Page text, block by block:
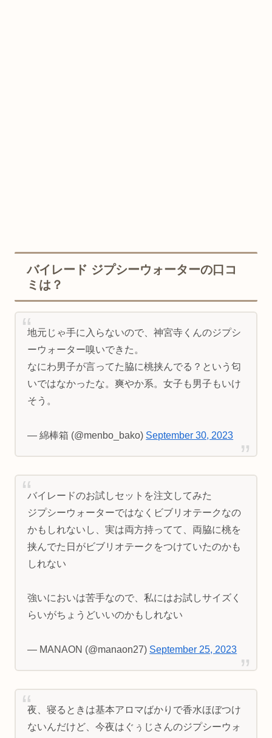
バイレード ジプシーウォーターの口コ
ミは？
地元じゃ手に入らないので、神宮寺くんのジプシ
ーウォーター嗅いできた。
なにわ男子が言ってた脇に桃挟んでる？という匂
いではなかったな。爽やか系。女子も男子もいけ
そう。
— 綿棒箱 (@menbo_bako) September 30, 2023
バイレードのお試しセットを注文してみた
ジプシーウォーターではなくビブリオテークなの
かもしれないし、実は両方持ってて、両脇に桃を
挟んでた日がビブリオテークをつけていたのかも
しれない
強いにおいは苦手なので、私にはお試しサイズく
らいがちょうどいいのかもしれない
— MANAON (@manaon27) September 25, 2023
夜、寝るときは基本アロマばかりで香水ほぼつけ
ないんだけど、今夜はぐぅじさんのジプシーウォ